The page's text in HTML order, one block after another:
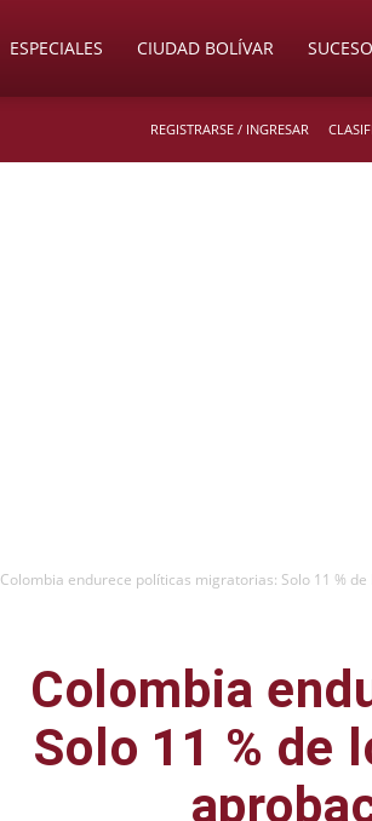
ESPECIALES CIUDAD BOLÍVAR
REGISTRARSE / INGRESAR
Colombia endurece políticas migratorias: Solo 11 %
Colombia
Solo 11 % de